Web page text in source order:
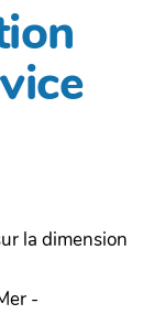
la dimension
-